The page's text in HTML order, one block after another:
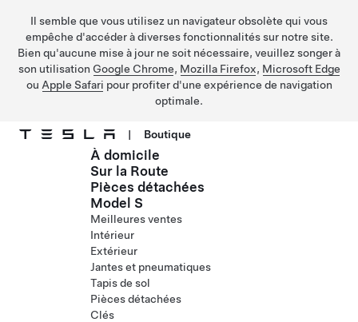
Il semble que vous utilisez un navigateur obsolète qui vous
empêche d'accéder à diverses fonctionnalités sur notre site.
Bien qu'aucune mise à jour ne soit nécessaire, veuillez songer à
son utilisation Google Chrome, Mozilla Firefox, Microsoft Edge
ou Apple Safari pour profiter d'une expérience de navigation
optimale.
Passer au contenu principal
| Boutique
À domicile
Sur la Route
Pièces détachées
Model S
Meilleures ventes
Intérieur
Extérieur
Jantes et pneumatiques
Tapis de sol
Pièces détachées
Clés